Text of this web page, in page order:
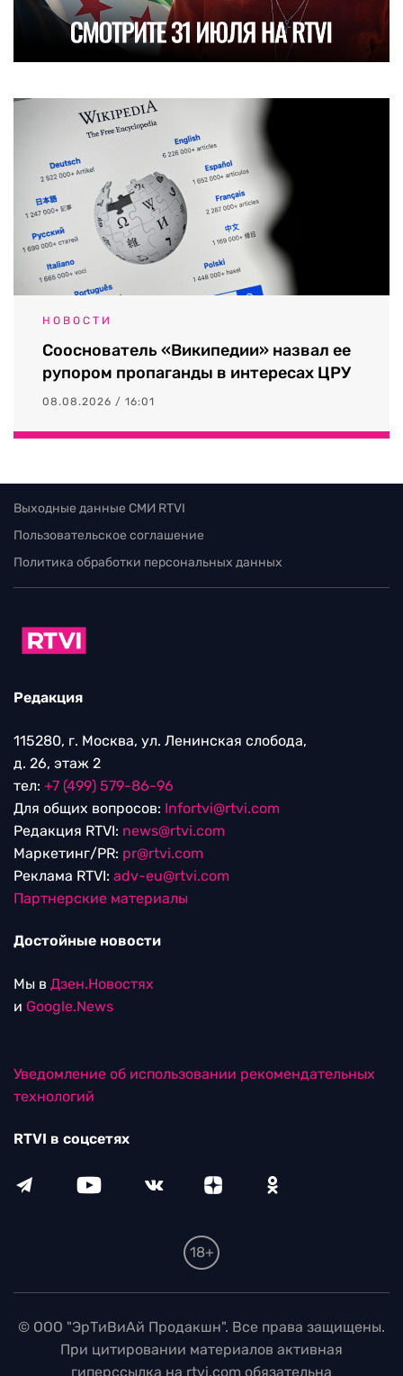
НОВОСТИ
Сооснователь «Википедии» назвал ее
рупором пропаганды в интересах ЦРУ
08.08.2026 / 16:01
Выходные данные СМИ RTVI
Пользовательское соглашение
Политика обработки персональных данных
Редакция
115280, г. Москва, ул. Ленинская слобода,
д. 26, этаж 2
тел: +7 (499) 579-86-96
Для общих вопросов: Infortvi@rtvi.com
Редакция RTVI: news@rtvi.com
Маркетинг/PR: pr@rtvi.com
Реклама RTVI: adv-eu@rtvi.com
Партнерские материалы
Достойные новости
Мы в Дзен.Новостях
и Google.News
Уведомление об использовании рекомендательных
технологий
RTVI в соцсетях
18+
© ООО "ЭрТиВиАй Продакшн". Все права защищены.
При цитировании материалов активная
гиперссылка на rtvi.com обязательна